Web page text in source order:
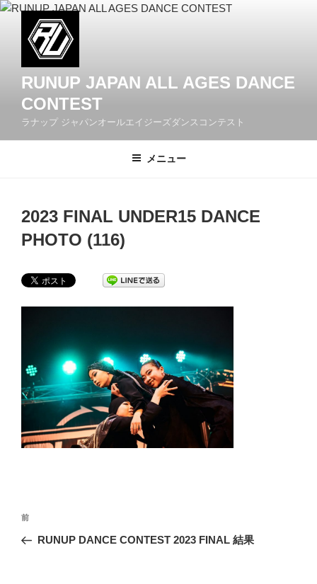
コ
ッ
RUNUP JAPAN ALL AGES DANCE
CONTEST
ラナップ ジャパンオールエイジーズダンスコンテスト
メニュー
2023 FINAL UNDER15 DANCE
PHOTO (116)
投
前
の
前
RUNUP DANCE CONTEST 2023 FINAL 結果